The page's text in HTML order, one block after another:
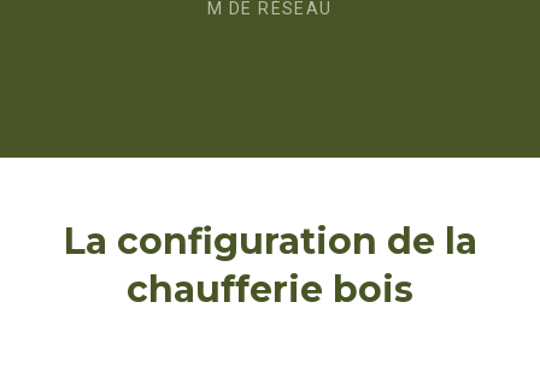
M DE RÉSEAU
La configuration de la
chaufferie bois